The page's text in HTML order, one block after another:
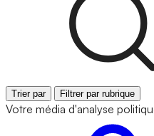
Trier par Filtrer par rubrique
Votre média d'analyse